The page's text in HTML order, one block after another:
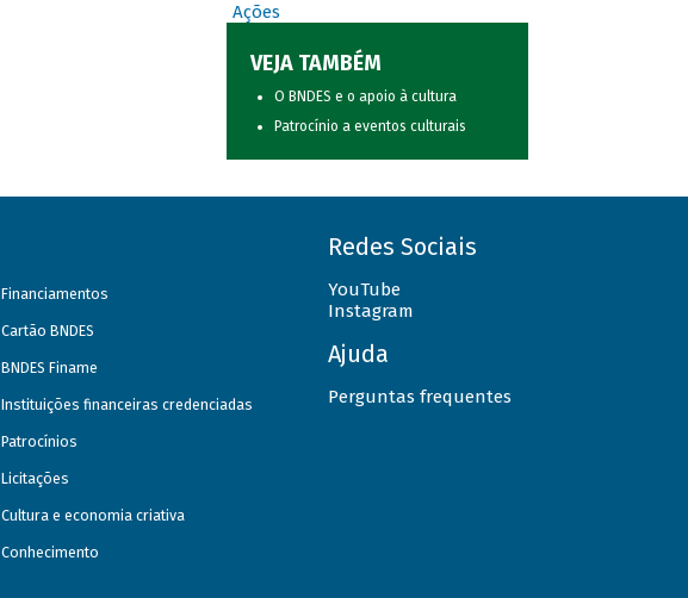
Ações
VEJA TAMBÉM
O BNDES e o apoio à cultura
Patrocínio a eventos culturais
Financiamentos
Cartão BNDES
BNDES Finame
Instituições financeiras credenciadas
Patrocínios
Licitações
Cultura e economia criativa
Conhecimento
Redes Sociais
YouTube
Instagram
Ajuda
Perguntas frequentes